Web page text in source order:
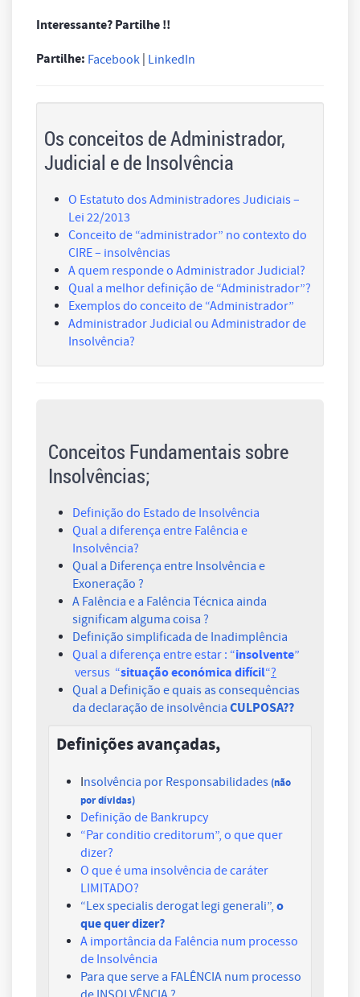
Interessante? Partilhe !!
Partilhe: Facebook | LinkedIn
Os conceitos de Administrador,
Judicial e de Insolvência
O Estatuto dos Administradores Judiciais –
Lei 22/2013
Conceito de “administrador” no contexto do
CIRE – insolvências
A quem responde o Administrador Judicial?
Qual a melhor definição de “Administrador”?
Exemplos do conceito de “Administrador”
Administrador Judicial ou Administrador de
Insolvência?
Conceitos Fundamentais sobre
Insolvências;
Definição do Estado de Insolvência
Qual a diferença entre Falência e
Insolvência?
Qual a Diferença entre Insolvência e
Exoneração ?
A Falência e a Falência Técnica ainda
significam alguma coisa ?
Definição simplificada de Inadimplência
Qual a diferença entre estar : “insolvente”
versus “situação económica difícil“?
Qual a Definição e quais as consequências
da declaração de insolvência CULPOSA??
Definições avançadas,
Insolvência por Responsabilidades (não
por dívidas)
Definição de Bankrupcy
“Par conditio creditorum”, o que quer
dizer?
O que é uma insolvência de caráter
LIMITADO?
“Lex specialis derogat legi generali”, o
que quer dizer?
A importância da Falência num processo
de Insolvência
Para que serve a FALÊNCIA num processo